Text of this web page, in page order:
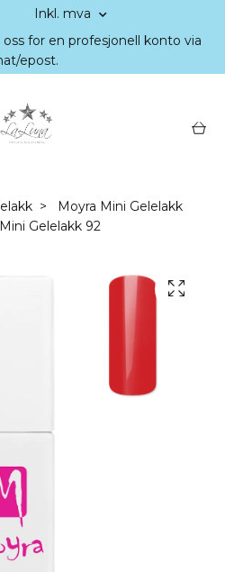
Inkl. mva
for en profesjonell konto via
epost.
Moyra Mini Gelelakk
Gelelakk 92